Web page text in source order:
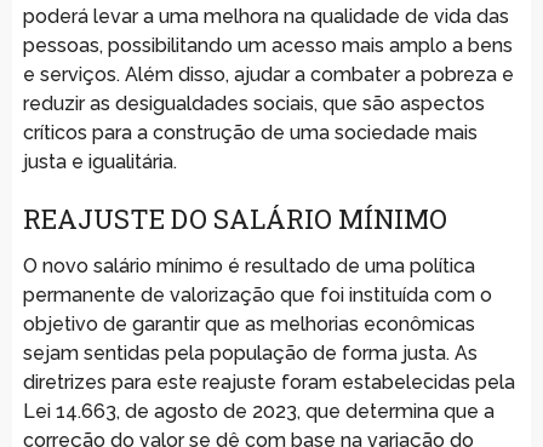
poderá levar a uma melhora na qualidade de vida das
pessoas, possibilitando um acesso mais amplo a bens
e serviços. Além disso, ajudar a combater a pobreza e
reduzir as desigualdades sociais, que são aspectos
críticos para a construção de uma sociedade mais
justa e igualitária.
REAJUSTE DO SALÁRIO MÍNIMO
O novo salário mínimo é resultado de uma política
permanente de valorização que foi instituída com o
objetivo de garantir que as melhorias econômicas
sejam sentidas pela população de forma justa. As
diretrizes para este reajuste foram estabelecidas pela
Lei 14.663, de agosto de 2023, que determina que a
correção do valor se dê com base na variação do